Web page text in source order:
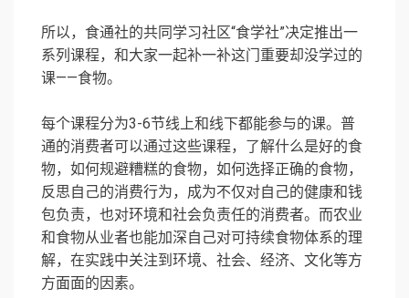
所以，食通社的共同学习社区“食学社”决定推出一
系列课程，和大家一起补一补这门重要却没学过的
课——食物。
每个课程分为3-6节线上和线下都能参与的课。普
通的消费者可以通过这些课程，了解什么是好的食
物，如何规避糟糕的食物，如何选择正确的食物，
反思自己的消费行为，成为不仅对自己的健康和钱
包负责，也对环境和社会负责任的消费者。而农业
和食物从业者也能加深自己对可持续食物体系的理
解，在实践中关注到环境、社会、经济、文化等方
方面面的因素。